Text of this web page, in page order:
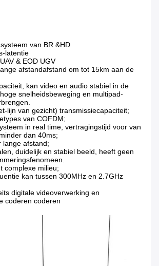
van BR &HD
latentie
& EOD UGV
afstandafstand om tot 15km aan de
kan video en audio stabiel in de
snelheidsbeweging en multipad-
lijn van gezicht) transmissiecapaciteit;
van COFDM;
in real time, vertragingstijd voor van
dan 40ms;
lange afstand;
duidelijk en stabiel beeld, heeft geen
complexe milieu;
kan tussen 300MHz en 2.7GHz
digitale videoverwerking en
coderen coderen